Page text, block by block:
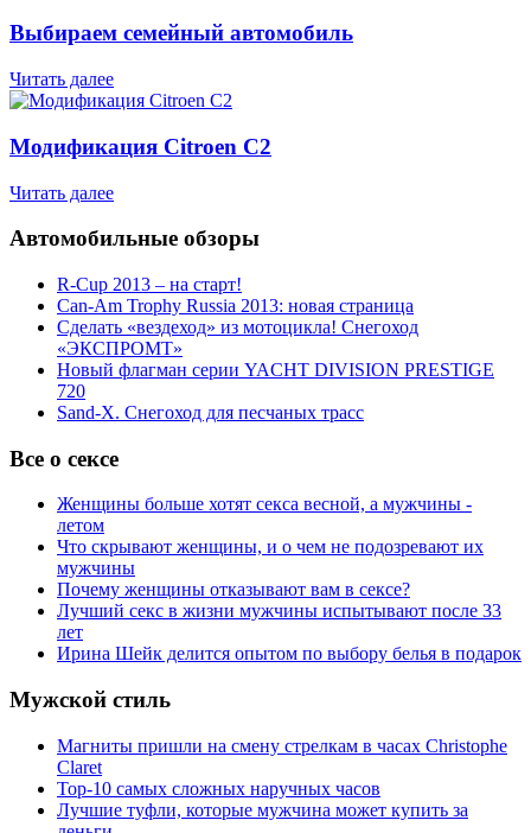
Выбираем семейный автомобиль
Читать далее
Модификация Citroen С2
Читать далее
Автомобильные обзоры
R-Cup 2013 – на старт!
Can-Am Trophy Russia 2013: новая страница
Сделать «вездеход» из мотоцикла! Снегоход
«ЭКСПРОМТ»
Новый флагман серии YACHT DIVISION PRESTIGE
720
Sand-X. Снегоход для песчаных трасс
Все о сексе
Женщины больше хотят секса весной, а мужчины -
летом
Что скрывают женщины, и о чем не подозревают их
мужчины
Почему женщины отказывают вам в сексе?
Лучший секс в жизни мужчины испытывают после 33
лет
Ирина Шейк делится опытом по выбору белья в подарок
Мужской стиль
Магниты пришли на смену стрелкам в часах Christophe
Claret
Top-10 самых сложных наручных часов
Лучшие туфли, которые мужчина может купить за